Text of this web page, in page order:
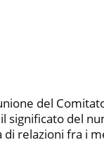
del
significato del
di relazioni fra i